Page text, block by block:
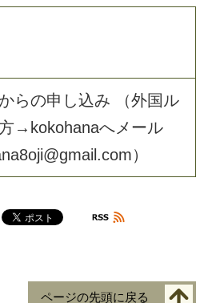
らの申し込み （外国ル
→kokohanaへメール
）
ページの先頭に戻る